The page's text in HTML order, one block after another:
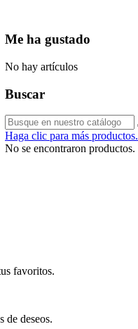
Me ha gustado
No hay artículos
Buscar
Haga clic para más productos.
No se encontraron productos.
favoritos.
de deseos.